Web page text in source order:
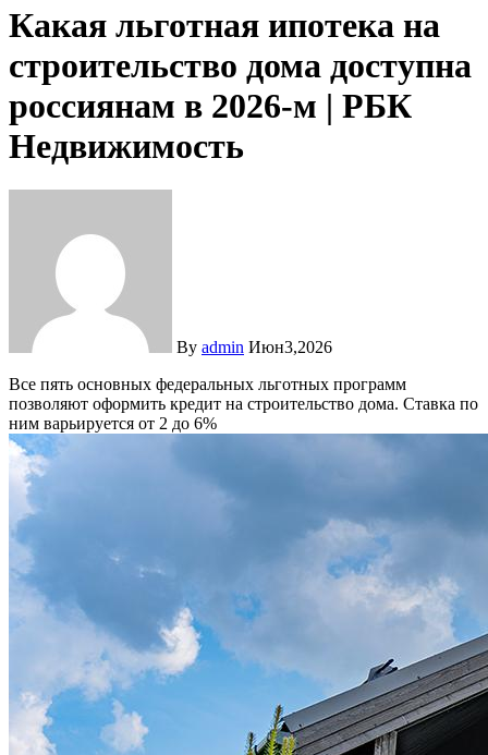
Какая льготная ипотека на
строительство дома доступна
россиянам в 2026-м | РБК
Недвижимость
By admin Июн3,2026
Все пять основных федеральных льготных программ
позволяют оформить кредит на строительство дома. Ставка по
ним варьируется от 2 до 6%